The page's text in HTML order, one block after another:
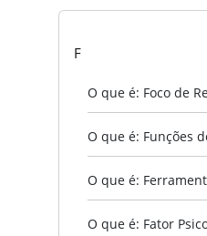
F
O que é: Foco de
O que é: Funções
O que é:
O que é: Fator